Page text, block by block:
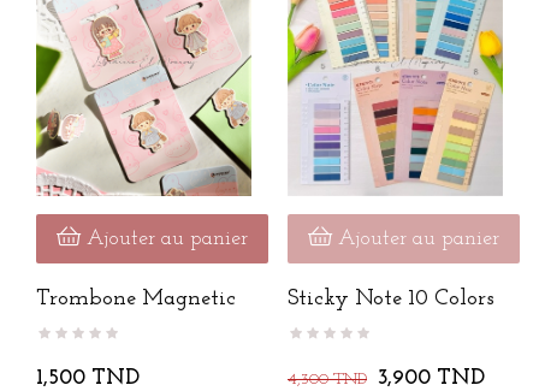
Ajouter au panier
Trombone Magnetic
1,500 TND
Ajouter au panier
Sticky Note 10 Colors
4,300 TND 3,900 TND